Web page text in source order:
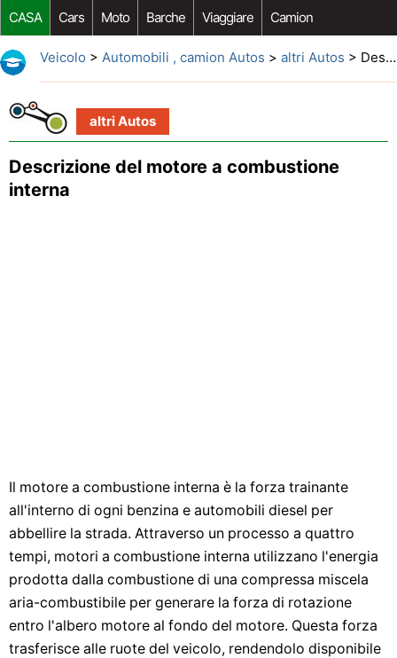
CASA Cars Moto Barche Viaggiare Camion
Riparazione Auto Acquisto Auto Car Opzioni Aftermarket
Veicolo > Automobili , camion Autos > altri Autos > Descrizione del motore a combustione interna
altri Autos
Descrizione del motore a combustione
interna
Il motore a combustione interna è la forza trainante
all'interno di ogni benzina e automobili diesel per
abbellire la strada. Attraverso un processo a quattro
tempi, motori a combustione interna utilizzano l'energia
prodotta dalla combustione di una compressa miscela
aria-combustibile per generare la forza di rotazione
entro l'albero motore al fondo del motore. Questa forza
trasferisce alle ruote del veicolo, rendendolo disponibile